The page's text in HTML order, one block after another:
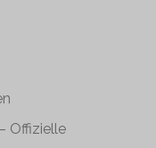
Offizielle